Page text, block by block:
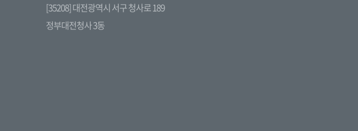
[35208] 대전광역시 서구 청사로 189
정부대전청사 3동